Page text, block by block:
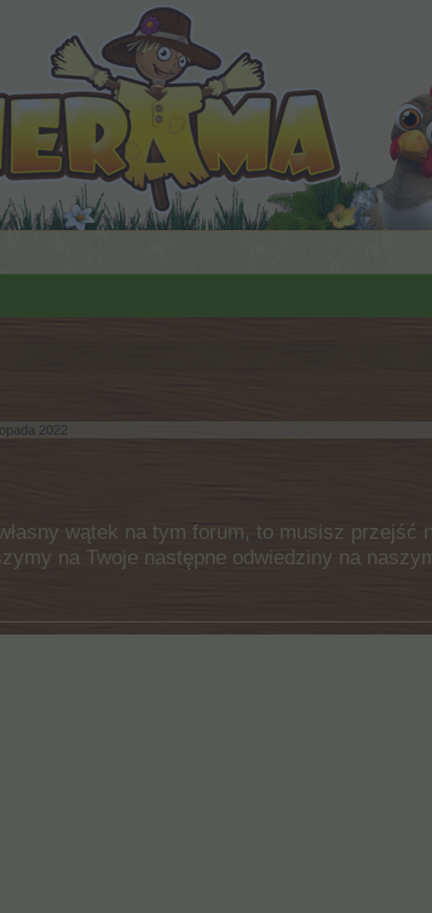
2022
wątek na tym forum, to musisz przejść
na Twoje następne odwiedziny na